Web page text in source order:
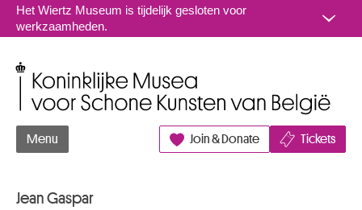
Naar inhoud
Het Wiertz Museum is tijdelijk gesloten voor
werkzaamheden.
Menu Join & Donate Tickets
Jean Gaspar